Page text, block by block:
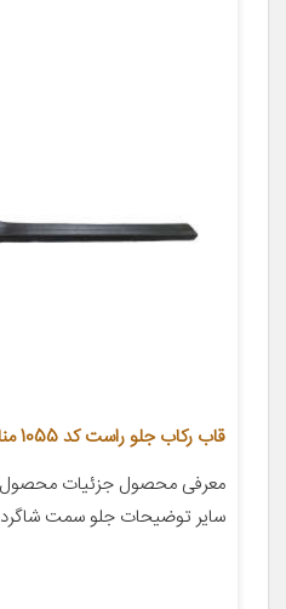
قاب رکاب جلو راست کد 1055 مناسب برای پژو 405
سایر توضیحات جلو سمت شاگرد